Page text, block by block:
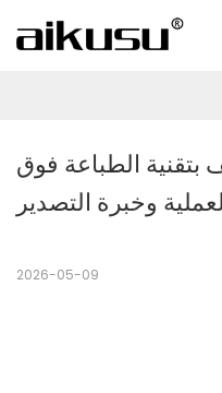
بتقنية الطباعة فوق
وخبرة التصدير
2026-05-09